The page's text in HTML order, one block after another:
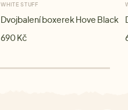
WHITE STUFF
Dvojbalení boxerek Hove Black
690 Kč